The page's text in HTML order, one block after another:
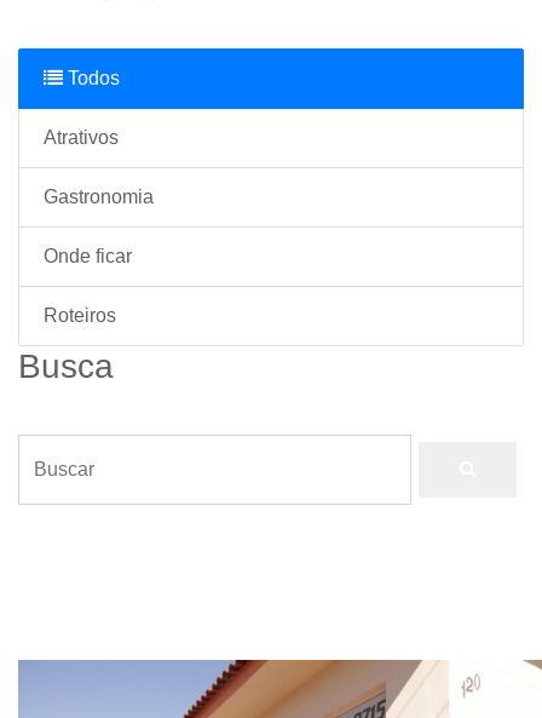
Todos
Atrativos
Gastronomia
Onde ficar
Roteiros
Busca